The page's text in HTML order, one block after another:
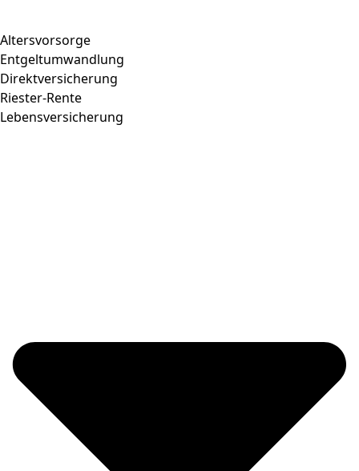
Altersvorsorge
Entgeltumwandlung
Direktversicherung
Riester-Rente
Lebensversicherung